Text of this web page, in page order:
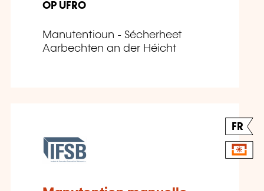
OP UFRO
Manutentioun - Sécherheet
Aarbechten an der Héicht
FR